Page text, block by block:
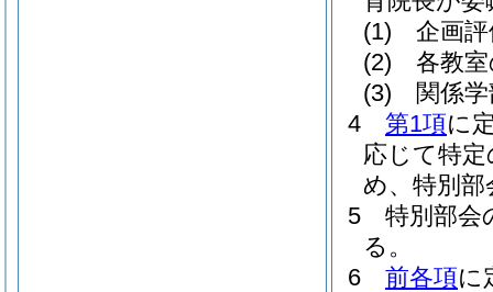
(1)
企画
(2)
各教
(3)
関係
4
第1項に
応じて特
め、特別
5
特別部会
る。
6
前各項に